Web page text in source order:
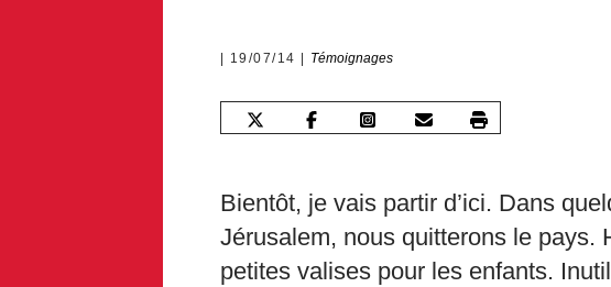
19/07/14 Témoignages
Bientôt, je vais partir d’ici. Dans
Jérusalem, nous quitterons le pays.
petites valises pour les enfants.